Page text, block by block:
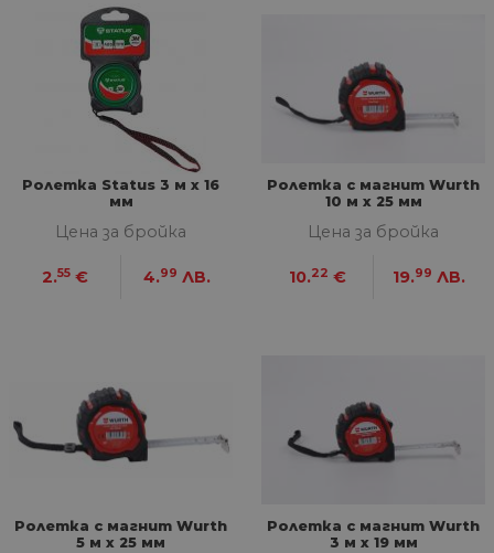
Ролетка Status 3 м x 16
мм
Цена за бройка
2.55 € 4.99 ЛВ.
Ролетка с магнит Wurth
10 м х 25 мм
Цена за бройка
10.22 € 19.99 ЛВ.
Ролетка с магнит Wurth
5 м х 25 мм
Ролетка с магнит Wurth
3 м х 19 мм